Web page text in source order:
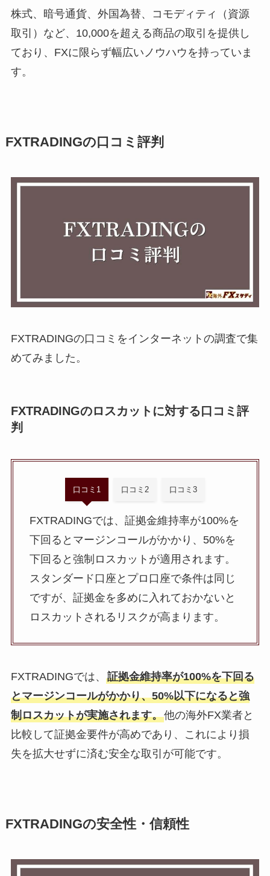
株式、暗号通貨、外国為替、コモディティ（資源
取引）など、10,000を超える商品の取引を提供し
ており、FXに限らず幅広いノウハウを持っていま
す。
FXTRADINGの口コミ評判
FXTRADINGの口コミをインターネットの調査で集
めてみました。
FXTRADINGのロスカットに対する口コミ評
判
口コミ1 口コミ2 口コミ3
FXTRADINGでは、証拠金維持率が100%を
下回るとマージンコールがかかり、50%を
下回ると強制ロスカットが適用されます。
スタンダード口座とプロ口座で条件は同じ
ですが、証拠金を多めに入れておかないと
ロスカットされるリスクが高まります。
FXTRADINGでは、 証拠金維持率が100%を下回る
とマージンコールがかかり、50%以下になると強
制ロスカットが実施されます。他の海外FX業者と
比較して証拠金要件が高めであり、これにより損
失を拡大せずに済む安全な取引が可能です。
FXTRADINGの安全性・信頼性